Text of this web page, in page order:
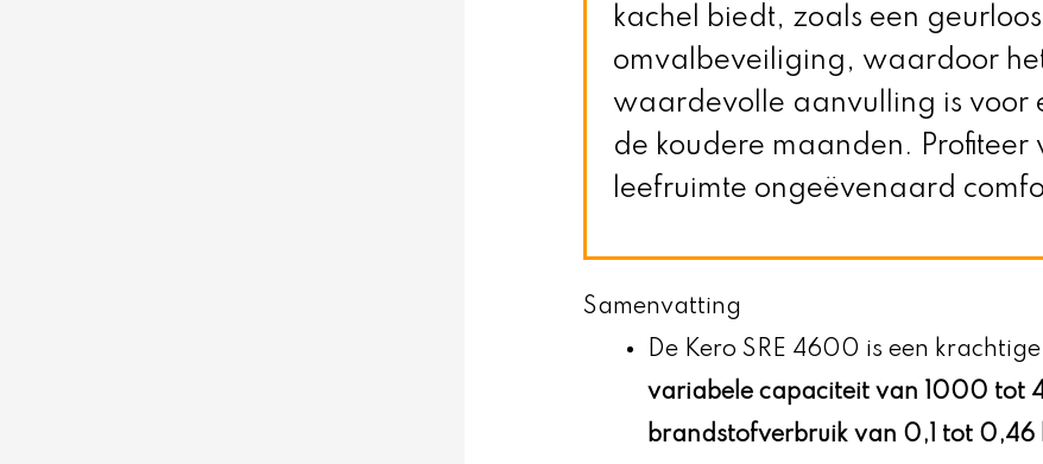
kachel biedt, zoals een geurloos
omvalbeveiliging, waardoor
waardevolle aanvulling is voor
de koudere maanden. Profiteer
leefruimte ongeëvenaard
Samenvatting
De Kero SRE 4600 is een
variabele capaciteit van 1000 tot
brandstofverbruik van 0,1 tot 0,46